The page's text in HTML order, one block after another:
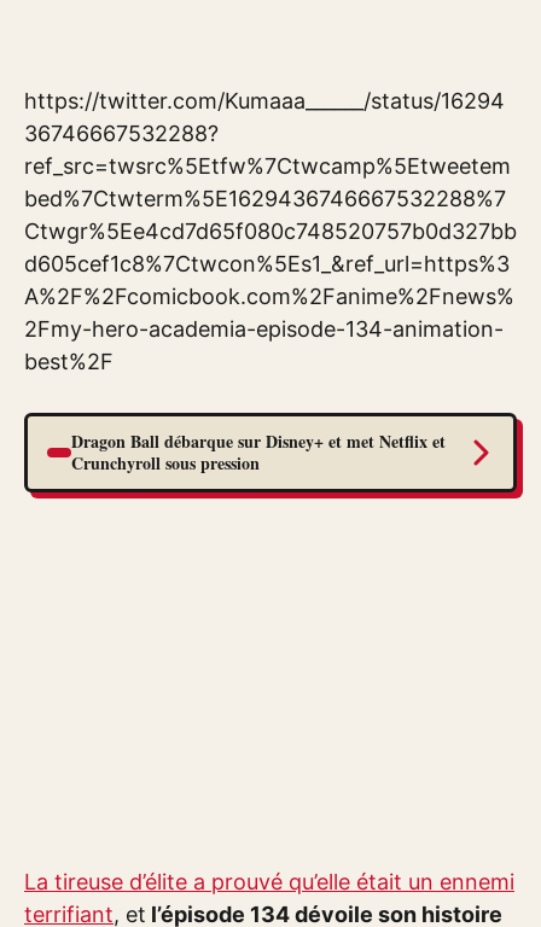
https://twitter.com/Kumaaa______/status/16294
36746667532288?
ref_src=twsrc%5Etfw%7Ctwcamp%5Etweetem
bed%7Ctwterm%5E1629436746667532288%7
Ctwgr%5Ee4cd7d65f080c748520757b0d327bb
d605cef1c8%7Ctwcon%5Es1_&ref_url=https%3
A%2F%2Fcomicbook.com%2Fanime%2Fnews%
2Fmy-hero-academia-episode-134-animation-
best%2F
Dragon Ball débarque sur Disney+ et met Netflix et
Crunchyroll sous pression
La tireuse d’élite a prouvé qu’elle était un ennemi
terrifiant, et l’épisode 134 dévoile son histoire